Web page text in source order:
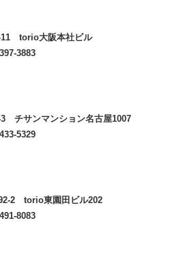
11 torio大阪本社ビル
3883
チサンマンション名古屋1007
5329
2 torio東園田ビル202
8083